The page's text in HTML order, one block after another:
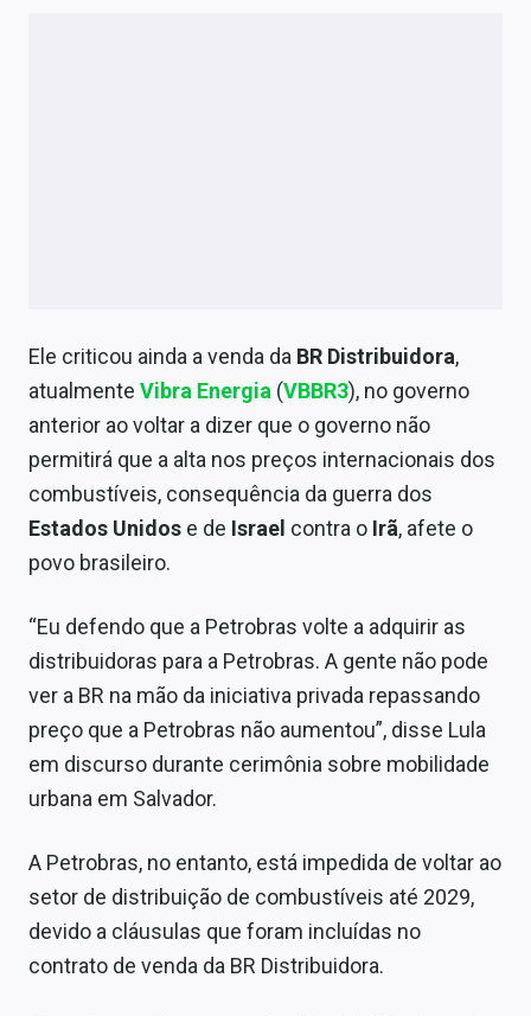
Conteúdo de Marca
Expediente
Ele criticou ainda a venda da BR Distribuidora,
atualmente Vibra Energia (VBBR3), no governo
anterior ao voltar a dizer que o governo não
permitirá que a alta nos preços internacionais dos
combustíveis, consequência da guerra dos
Estados Unidos e de Israel contra o Irã, afete o
povo brasileiro.
“Eu defendo que a Petrobras volte a adquirir as
distribuidoras para a Petrobras. A gente não pode
ver a BR na mão da iniciativa privada repassando
preço que a Petrobras não aumentou”, disse Lula
em discurso durante cerimônia sobre mobilidade
urbana em Salvador.
A Petrobras, no entanto, está impedida de voltar ao
setor de distribuição de combustíveis até 2029,
devido a cláusulas que foram incluídas no
contrato de venda da BR Distribuidora.